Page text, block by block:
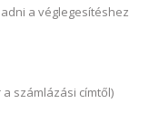
a véglegesítéshez
számlázási címtől)